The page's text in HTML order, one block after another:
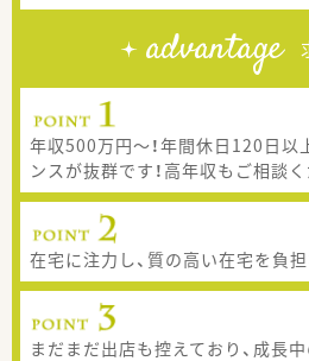
advantage
年収500万円～！年間休日120日以
ンスが抜群です！高年収もご相談く
在宅に注力し、質の高い在宅を負
まだまだ出店も控えており、成長